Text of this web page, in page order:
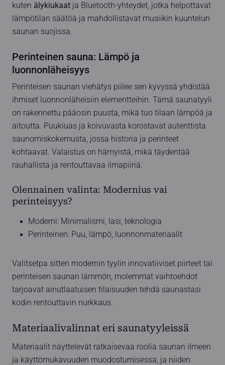
kuten älykiukaat ja Bluetooth-yhteydet, jotka helpottavat
lämpötilan säätöä ja mahdollistavat musiikin kuuntelun
saunan suojissa.
Perinteinen sauna: Lämpö ja
luonnonläheisyys
Perinteisen saunan viehätys piilee sen kyvyssä yhdistää
ihmiset luonnonläheisiin elementteihin. Tämä saunatyyli
on rakennettu pääosin puusta, mikä tuo tilaan lämpöä ja
aitoutta. Puukiuas ja koivuvasta korostavat autenttista
saunomiskokemusta, jossa historia ja perinteet
kohtaavat. Valaistus on hämyistä, mikä täydentää
rauhallista ja rentouttavaa ilmapiiriä.
Olennainen valinta: Modernius vai
perinteisyys?
Moderni: Minimalismi, lasi, teknologia
Perinteinen: Puu, lämpö, luonnonmateriaalit
Valitsetpa sitten modernin tyylin innovatiiviset piirteet tai
perinteisen saunan lämmön, molemmat vaihtoehdot
tarjoavat ainutlaatuisen tilaisuuden tehdä saunastasi
kodin rentouttavin nurkkaus.
Materiaalivalinnat eri saunatyyleissä
Materiaalit näyttelevät ratkaisevaa roolia saunan ilmeen
ja käyttömukavuuden muodostumisessa, ja niiden